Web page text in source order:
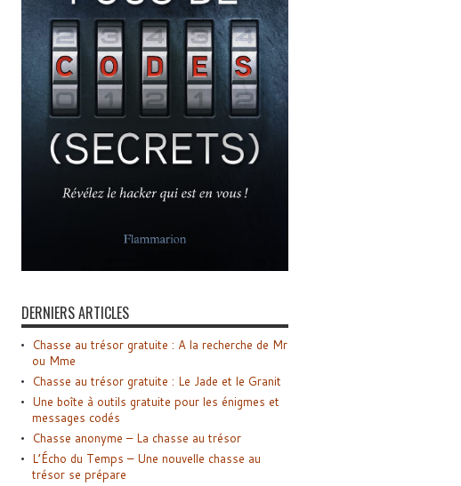
DERNIERS ARTICLES
Chasse au trésor gratuite : A la recherche de Mr
ou Mme
Chasse au trésor gratuite : Le Jade et le Granit
Une boîte à outils gratuite pour les énigmes et
messages codés
Chasse anonyme – La chasse au trésor
L’Écho du Temps – Une nouvelle chasse au
trésor se prépare